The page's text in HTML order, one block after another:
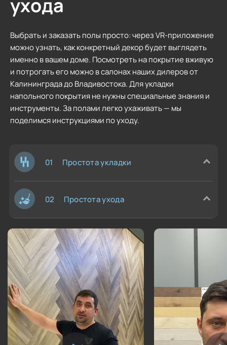
ухода
Выбрать и заказать полы просто: через VR-приложение
можно узнать, как конкретный декор будет выглядеть
именно в вашем доме. Посмотреть на покрытие вживую
и потрогать его можно в салонах наших дилеров от
Калининграда до Владивостока. Для укладки
напольного покрытия не нужны специальные знания и
инструменты. За полами легко ухаживать — мы
поделимся инструкциями по уходу.
01 Простота укладки
02 Простота ухода